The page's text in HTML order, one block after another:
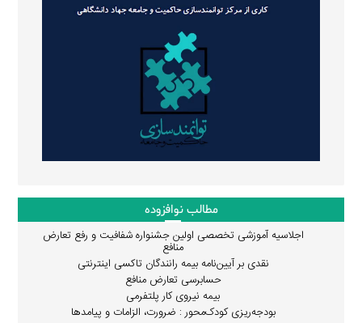
مطالب نوافزوده
اجلاسیه آموزشی تخصصی اولین جشنواره شفافیت و رفع تعارض
منافع
نقدی بر آیین‌نامه بیمه رانندگان تاکسی اینترنتی
حسابرسی تعارض منافع
بیمه نیروی کار پلتفرمی
بودجه‌ریزی کودک‌محور : ضرورت، الزامات و پیامدها